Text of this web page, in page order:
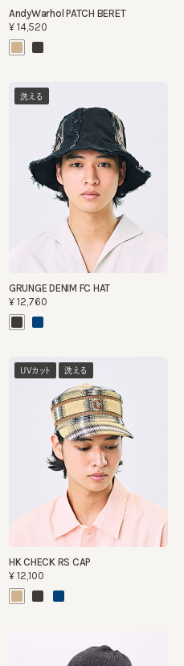
AndyWarhol PATCH BERET
¥14,520
洗える
GRUNGE DENIM FC HAT
¥12,760
UVカット 洗える
HK CHECK RS CAP
¥12,100